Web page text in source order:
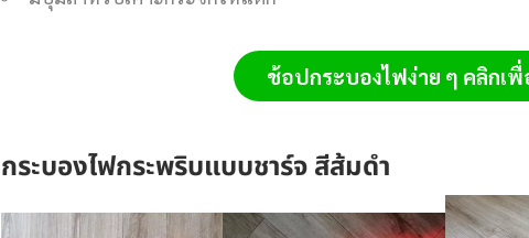
ช้อปกระบองไฟง่าย ๆ คลิกเพื่
กระบองไฟกระพริบแบบชาร์จ สีส้มดำ